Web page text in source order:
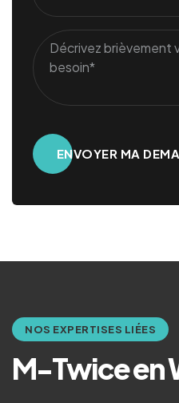
NOS EXPERTISES LIÉES
M-Twice en